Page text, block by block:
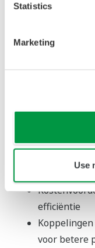
Statistics
Marketing
Use
Een greep uit
Permit to
Verhoogde
efficiëntie
voor betere